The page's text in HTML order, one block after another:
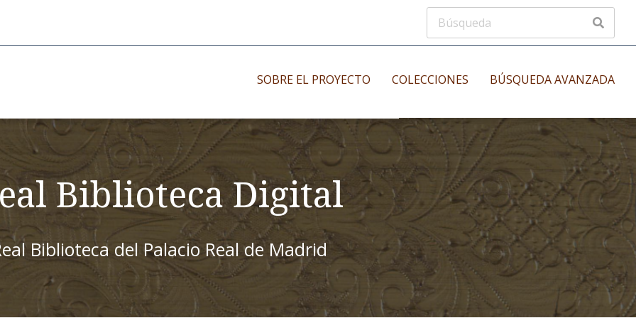
SOBRE EL PROYECTO COLECCIONES
Impresos antiguos
Impresos modernos
Impresos menores
Manuscritos musicales
Incunables
BÚSQUEDA AVANZADA
Biblioteca Digital
Biblioteca del Palacio Real de Madrid